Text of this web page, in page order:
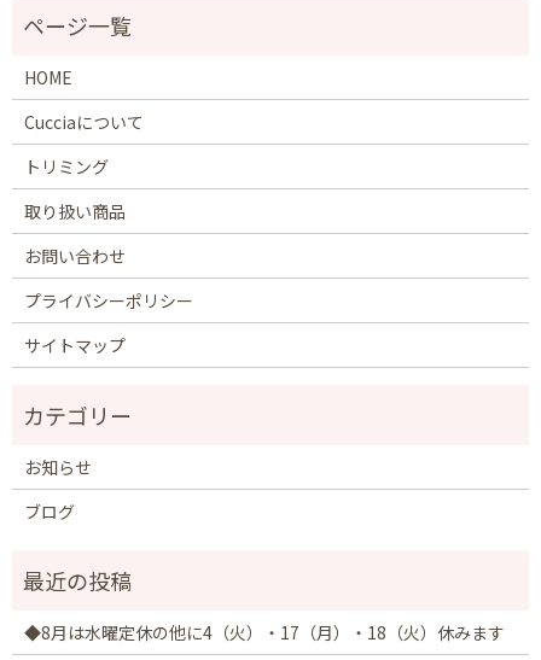
HOME
Cucciaについて
トリミング
取り扱い商品
お問い合わせ
プライバシーポリシー
サイトマップ
お知らせ
ブログ
◆8月は水曜定休の他に4（火）・17（月）・18（火）休みます